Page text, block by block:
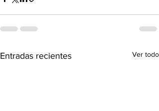
Entradas recientes Ver todo